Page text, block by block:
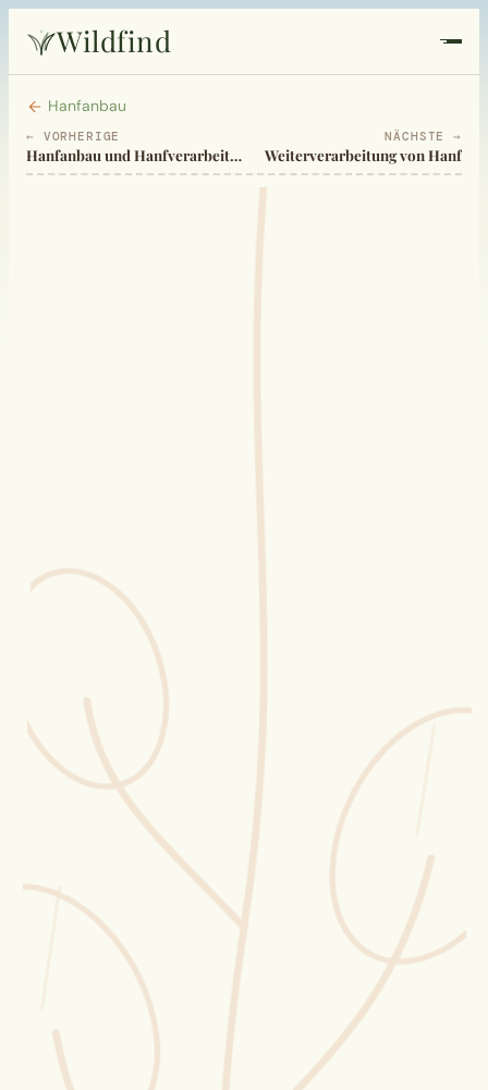
Wildfind
Startseite
Pflanzen
Sammelkalender
Blüten-Finder
Phänologie-Radar
Vogelstimmen
Gartenplaner
Challenges
Wusstest du?
Sammlungen
Hanfanbau
← VORHERIGE
Hanfanbau und Hanfverarbeitung
NÄCHSTE →
Weiterverarbeitung von Hanf